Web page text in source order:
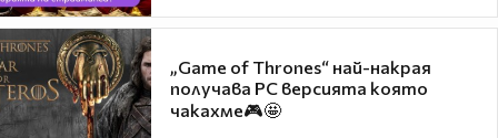
„Game of Thrones“ най-накрая
получава PC версията която
чакахме🎮🤩